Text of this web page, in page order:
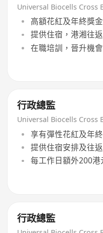
Universal Biocells Cross
高額花紅及年終獎
提供住宿，港湘往
在職培訓，晉升機
行政總監
Universal Biocells Cross
享有彈性花紅及年
提供住宿安排及往
每工作日額外200港
行政總監